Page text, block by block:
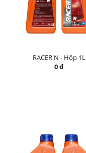
RACER N - Hộp 1L
0 đ